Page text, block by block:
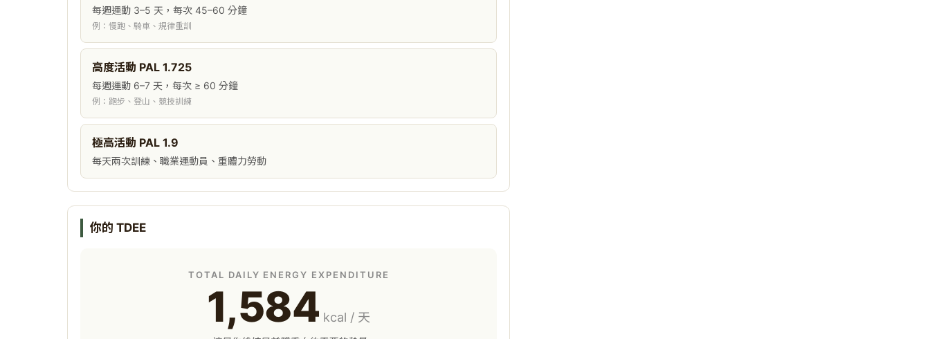
每週運動 3–5 天，每次 45–60 分鐘
例：慢跑、騎車、規律重訓
高度活動 PAL 1.725
每週運動 6–7 天，每次 ≥ 60 分鐘
例：跑步、登山、競技訓練
極高活動 PAL 1.9
每天兩次訓練、職業運動員、重體力勞動
你的 TDEE
TOTAL DAILY ENERGY EXPENDITURE
1,584 kcal / 天